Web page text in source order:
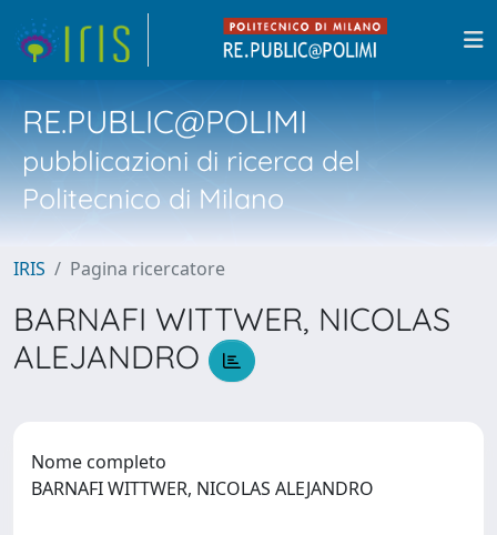
RE.PUBLIC@POLIMI
pubblicazioni di ricerca del
Politecnico di Milano
IRIS Pagina ricercatore
BARNAFI WITTWER, NICOLAS
ALEJANDRO
Nome completo
BARNAFI WITTWER, NICOLAS ALEJANDRO